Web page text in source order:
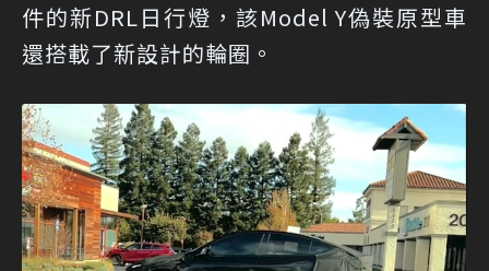
件的新DRL日行燈，該Model Y偽裝原型車
還搭載了新設計的輪圈。